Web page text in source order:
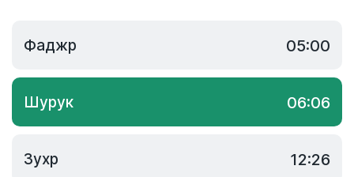
Фаджр 05:00
Шурук 06:06
Зухр 12:26